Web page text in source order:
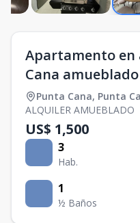
Apartamento en
Cana amueblado
Punta Cana, Punta
ALQUILER AMUEBLADO
US$ 1,500
3
Hab.
1
½ Baños